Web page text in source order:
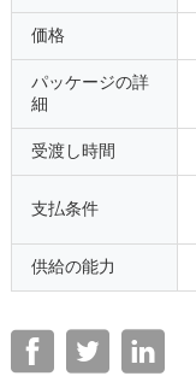
価格
パッケージの詳
細
受渡し時間
支払条件
供給の能力